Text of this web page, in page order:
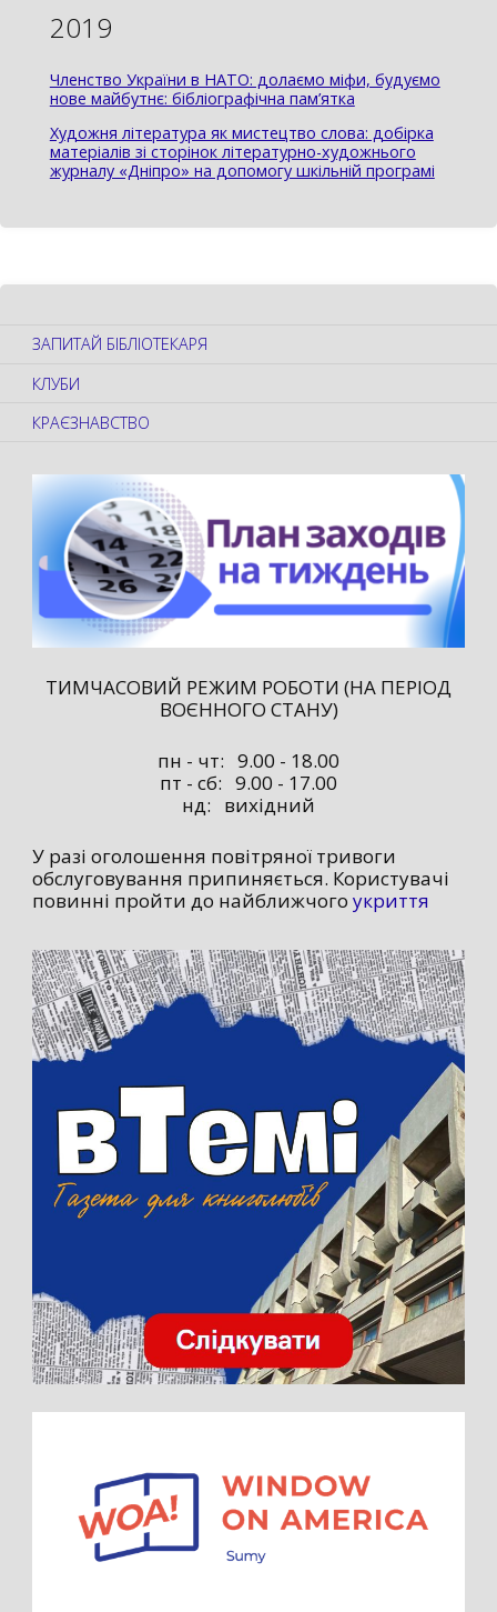
2019
Членство України в НАТО: долаємо міфи, будуємо
нове майбутнє: бібліографічна пам’ятка
Художня література як мистецтво слова: добірка
матеріалів зі сторінок літературно-художнього
журналу «Дніпро» на допомогу шкільній програмі
ЗАПИТАЙ БІБЛІОТЕКАРЯ
КЛУБИ
КРАЄЗНАВСТВО
ТИМЧАСОВИЙ РЕЖИМ РОБОТИ (НА ПЕРІОД
ВОЄННОГО СТАНУ)
пн - чт: 9.00 - 18.00
пт - сб: 9.00 - 17.00
нд: вихідний
У разі оголошення повітряної тривоги
обслуговування припиняється. Користувачі
повинні пройти до найближчого укриття